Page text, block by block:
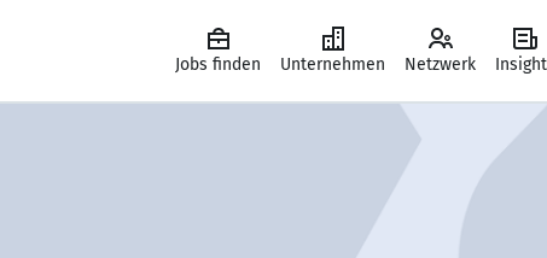
Jobs finden Unternehmen Netzwerk